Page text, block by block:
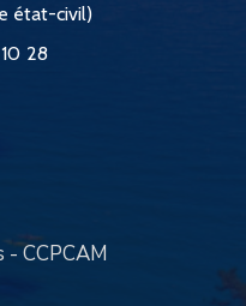
état-civil)
28
- CCPCAM